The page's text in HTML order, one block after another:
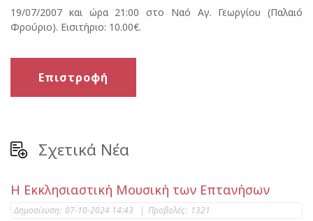
19/07/2007 και ώρα 21:00 στο Ναό Αγ. Γεωργίου (Παλαιό
Φρούριο). Εισιτήριο: 10.00€.
Επιστροφή
Σχετικά Νέα
Η Εκκλησιαστική Μουσική των Επτανήσων
Δημοσίευση: 07-10-2024 14:43 | Προβολές: 1321